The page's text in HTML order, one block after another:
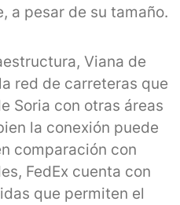
a pesar de su tamaño.
Viana de
red de carreteras que
Soria con otras áreas
la conexión puede
comparación con
FedEx cuenta con
que permiten el